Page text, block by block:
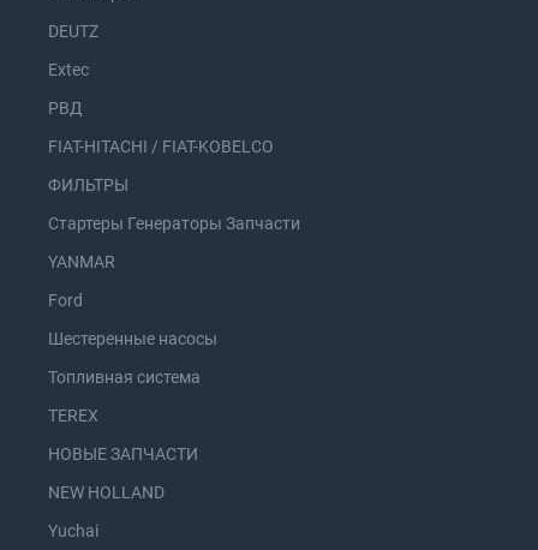
DEUTZ
Extec
РВД
FIAT-HITACHI / FIAT-KOBELCO
ФИЛЬТРЫ
Стартеры Генераторы Запчасти
YANMAR
Ford
Шестеренные насосы
Топливная система
TEREX
НОВЫЕ ЗАПЧАСТИ
NEW HOLLAND
Yuchai